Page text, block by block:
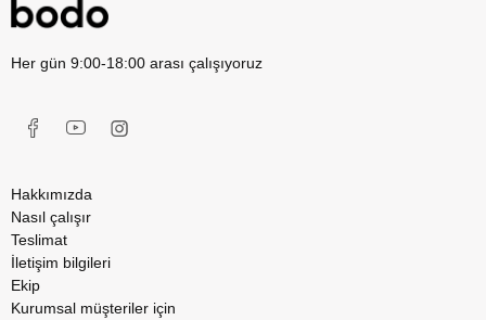
Her gün 9:00-18:00 arası çalışıyoruz
Hakkımızda
Nasıl çalışır
Teslimat
İletişim bilgileri
Ekip
Kurumsal müşteriler için